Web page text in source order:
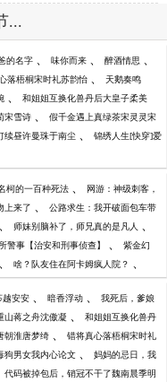
...
的名字 、 味你而来 、 醉酒情思 、
落梧桐宋时礼苏韵怡 、 天鹅奏鸣
、 和姐姐互换化兽丹后大皇子柔美
宋雪诗 、 假千金遇上真绿茶宋灵灵宋
续昼许曼珠于南尘 、 锦绣人生[快穿]爱
柯的一百种死法 、 网游：神级刺客，
上来了 、 公路求生：我开破面包车带
、 师妹别脑补了，师兄真的是凡人 、
警事【治安和刑事侦查】 、 紫金幻
、 啥？队友住在阿卡姆疯人院？ 、
越安安 、 暗香浮动 、 我死后，爹娘
山蒋之舟沈傲凝 、 和姐姐互换化兽丹
朝淮唐梦绮 、 错将真心落梧桐宋时礼
狗男女我内心论文 、 妈妈的忌日，我
代码被掉包后，销冠不干了魏南晨季明